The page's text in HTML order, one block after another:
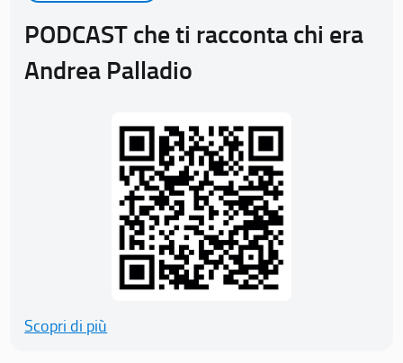
PODCAST che ti racconta chi era
Andrea Palladio
Scopri di più